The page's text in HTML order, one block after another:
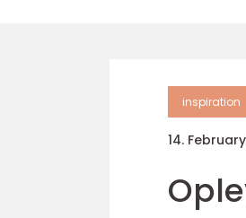
inspiration
14.